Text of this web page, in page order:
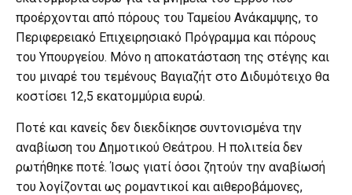
προέρχονται από πόρους του Ταμείου Ανάκαμψης, το
Περιφερειακό Επιχειρησιακό Πρόγραμμα και πόρους
του Υπουργείου. Μόνο η αποκατάσταση της στέγης και
του μιναρέ του τεμένους Βαγιαζήτ στο Διδυμότειχο θα
κοστίσει 12,5 εκατομμύρια ευρώ.
Ποτέ και κανείς δεν διεκδίκησε συντονισμένα την
αναβίωση του Δημοτικού Θεάτρου. Η πολιτεία δεν
ρωτήθηκε ποτέ. Ίσως γιατί όσοι ζητούν την αναβίωσή
του λογίζονται ως ρομαντικοί και αιθεροβάμονες,